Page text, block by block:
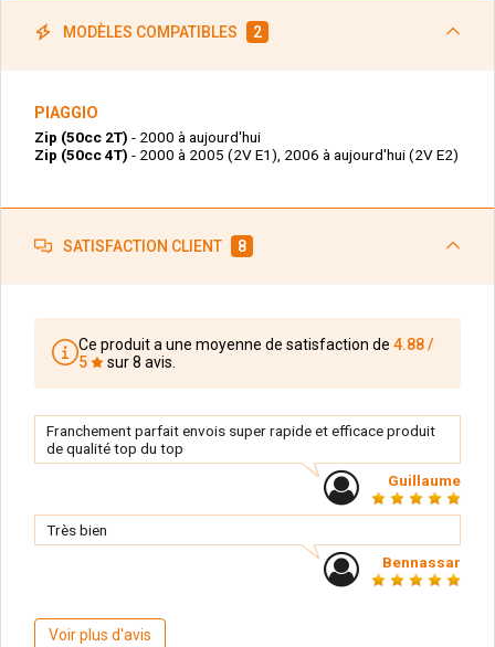
MODÈLES COMPATIBLES 2
PIAGGIO
Zip (50cc 2T) - 2000 à aujourd'hui
Zip (50cc 4T) - 2000 à 2005 (2V E1), 2006 à aujourd'hui (2V E2)
SATISFACTION CLIENT 8
Ce produit a une moyenne de satisfaction de 4.88 /
5
sur 8 avis.
Franchement parfait envois super rapide et efficace produit
de qualité top du top
Guillaume
Très bien
Bennassar
Voir plus d'avis